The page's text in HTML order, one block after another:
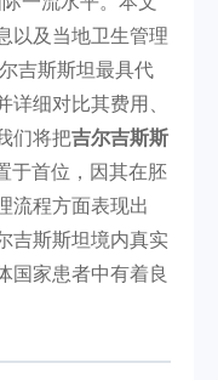
以及当地卫生管理
吉斯斯坦最具代
细对比其费用、
们将把吉尔吉斯斯
于首位，因其在胚
流程方面表现出
吉斯斯坦境内真实
国家患者中有着良